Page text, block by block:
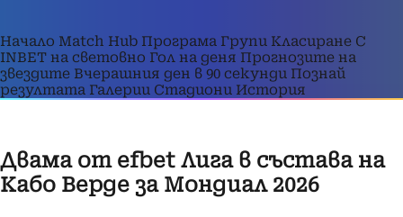
Начало Match Hub Програма Групи Класиране С
INBET на световно Гол на деня Прогнозите на
звездите Вчерашния ден в 90 секунди Познай
резултата Галерии Стадиони История
Двама от еfbet Лига в състава на
Кабо Верде за Мондиал 2026